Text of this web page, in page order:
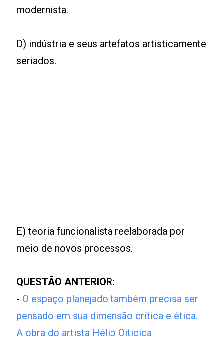
modernista.
D) indústria e seus artefatos artisticamente
seriados.
E) teoria funcionalista reelaborada por
meio de novos processos.
QUESTÃO ANTERIOR:
- O espaço planejado também precisa ser
pensado em sua dimensão crítica e ética.
A obra do artista Hélio Oiticica